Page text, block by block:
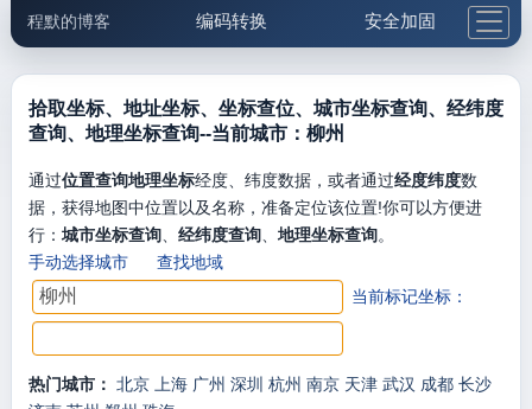
程默的博客 编码转换 安全加固
邮件工具 生活便民 更多工具
拾取坐标、地址坐标、坐标查位、城市坐标查询、经纬度
查询、地理坐标查询--当前城市：柳州
通过位置查询地理坐标经度、纬度数据，或者通过经度纬度数
据，获得地图中位置以及名称，准备定位该位置!你可以方便进
行： 城市坐标查询、 经纬度查询、 地理坐标查询。
手动选择城市
查找地域
当前标记坐标：
热门城市： 北京 上海 广州 深圳 杭州 南京 天津 武汉 成都 长沙